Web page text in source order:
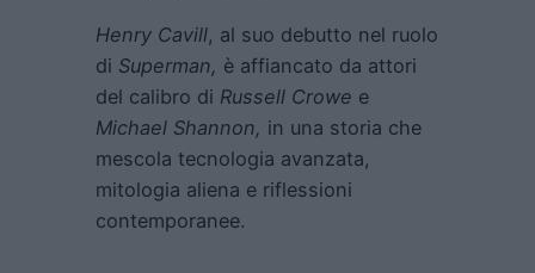
Henry Cavill, al suo debutto nel ruolo
di Superman, è affiancato da attori
del calibro di Russell Crowe e
Michael Shannon, in una storia che
mescola tecnologia avanzata,
mitologia aliena e riflessioni
contemporanee.